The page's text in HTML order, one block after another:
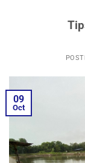
09
Oct